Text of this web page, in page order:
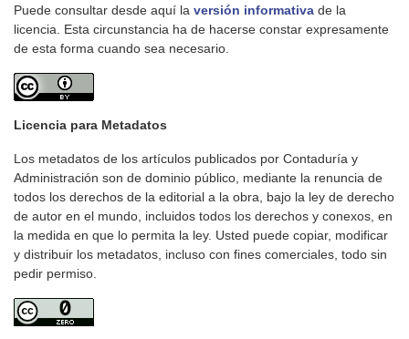
Puede consultar desde aquí la versión informativa de la
licencia. Esta circunstancia ha de hacerse constar expresamente
de esta forma cuando sea necesario.
Licencia para Metadatos
Los metadatos de los artículos publicados por Contaduría y
Administración son de dominio público, mediante la renuncia de
todos los derechos de la editorial a la obra, bajo la ley de derecho
de autor en el mundo, incluidos todos los derechos y conexos, en
la medida en que lo permita la ley. Usted puede copiar, modificar
y distribuir los metadatos, incluso con fines comerciales, todo sin
pedir permiso.